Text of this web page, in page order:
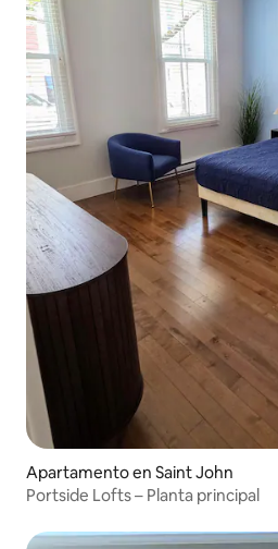
Apartamento en Saint John
Portside Lofts – Planta principal